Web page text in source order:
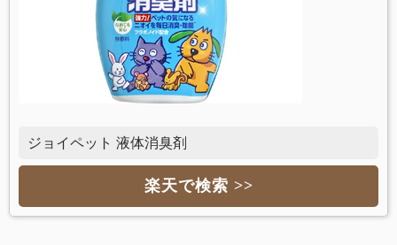
ジョイペット 液体消臭剤
楽天で検索 >>